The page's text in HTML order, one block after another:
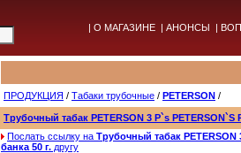
| О МАГАЗИНЕ | АНОНСЫ |
ПРОДУКЦИЯ / Табаки трубочные / PETERSON /
Трубочный табак PETERSON 3 P`s PETERSON`S
Послать ссылку на Трубочный табак PETERSON
банка 50 г. другу